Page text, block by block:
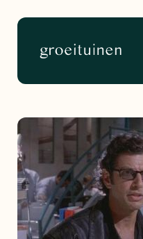
About